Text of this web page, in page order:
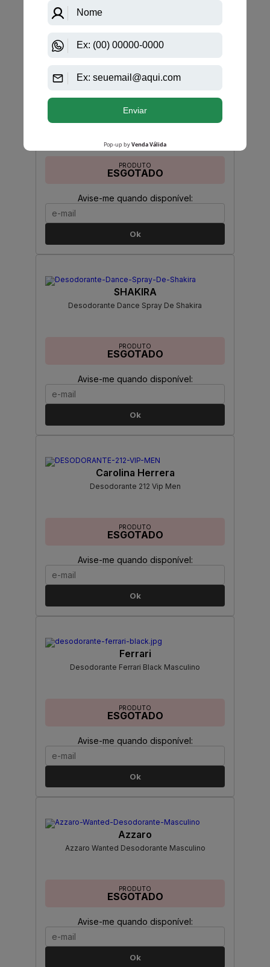
Avise-me quando disponível:
Cannon Fragrancias
Desodorante Cannon Musk Masculino
PRODUTO
ESGOTADO
Avise-me quando disponível:
Ok
SHAKIRA
Desodorante Dance Spray De Shakira
PRODUTO
ESGOTADO
Avise-me quando disponível:
Ok
Carolina Herrera
Desodorante 212 Vip Men
PRODUTO
ESGOTADO
Avise-me quando disponível:
Ok
Ferrari
Desodorante Ferrari Black Masculino
PRODUTO
ESGOTADO
Avise-me quando disponível:
Ok
Azzaro
Azzaro Wanted Desodorante Masculino
PRODUTO
ESGOTADO
Avise-me quando disponível:
Ok